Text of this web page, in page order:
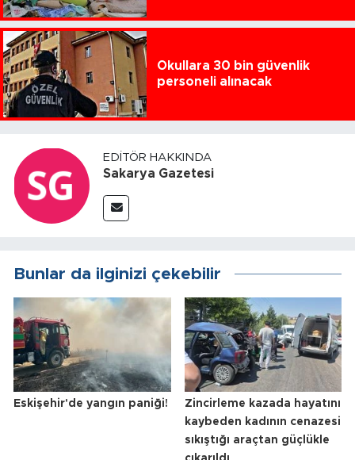
Okullara 30 bin güvenlik
personeli alınacak
EDITÖR HAKKINDA
Sakarya Gazetesi
Bunlar da ilginizi çekebilir
Eskişehir'de yangın paniği!
Zincirleme kazada hayatını
kaybeden kadının cenazesi
sıkıştığı araçtan güçlükle